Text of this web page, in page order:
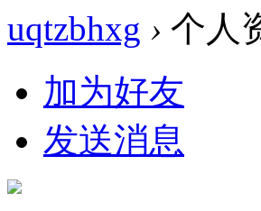
uqtzbhxg › 个人
加为好友
发送消息